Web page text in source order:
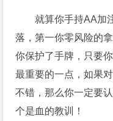
就算你手持AA加
落，第一你零风险的
你保护了手牌，只要
最重要的一点，如果
不错，那么你一定要
个是血的教训！